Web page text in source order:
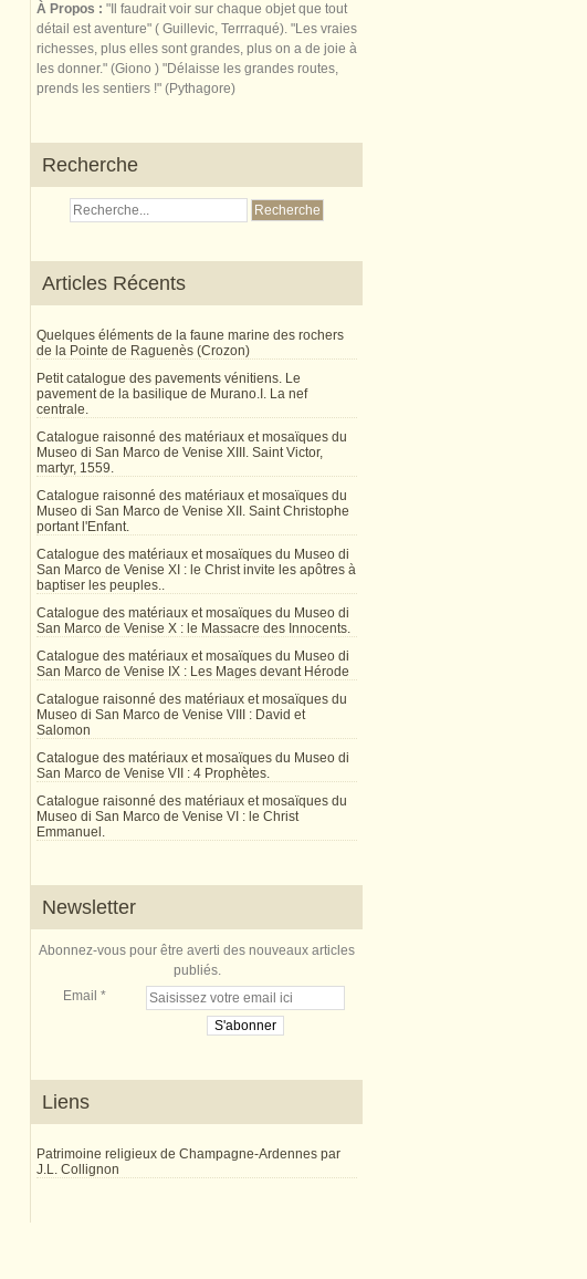
À Propos : "Il faudrait voir sur chaque objet que tout
détail est aventure" ( Guillevic, Terrraqué). "Les vraies
richesses, plus elles sont grandes, plus on a de joie à
les donner." (Giono ) "Délaisse les grandes routes,
prends les sentiers !" (Pythagore)
Recherche
Articles Récents
Quelques éléments de la faune marine des rochers
de la Pointe de Raguenès (Crozon)
Petit catalogue des pavements vénitiens. Le
pavement de la basilique de Murano.I. La nef
centrale.
Catalogue raisonné des matériaux et mosaïques du
Museo di San Marco de Venise XIII. Saint Victor,
martyr, 1559.
Catalogue raisonné des matériaux et mosaïques du
Museo di San Marco de Venise XII. Saint Christophe
portant l'Enfant.
Catalogue des matériaux et mosaïques du Museo di
San Marco de Venise XI : le Christ invite les apôtres à
baptiser les peuples..
Catalogue des matériaux et mosaïques du Museo di
San Marco de Venise X : le Massacre des Innocents.
Catalogue des matériaux et mosaïques du Museo di
San Marco de Venise IX : Les Mages devant Hérode
Catalogue raisonné des matériaux et mosaïques du
Museo di San Marco de Venise VIII : David et
Salomon
Catalogue des matériaux et mosaïques du Museo di
San Marco de Venise VII : 4 Prophètes.
Catalogue raisonné des matériaux et mosaïques du
Museo di San Marco de Venise VI : le Christ
Emmanuel.
Newsletter
Abonnez-vous pour être averti des nouveaux articles
publiés.
Email
Liens
Patrimoine religieux de Champagne-Ardennes par
J.L. Collignon